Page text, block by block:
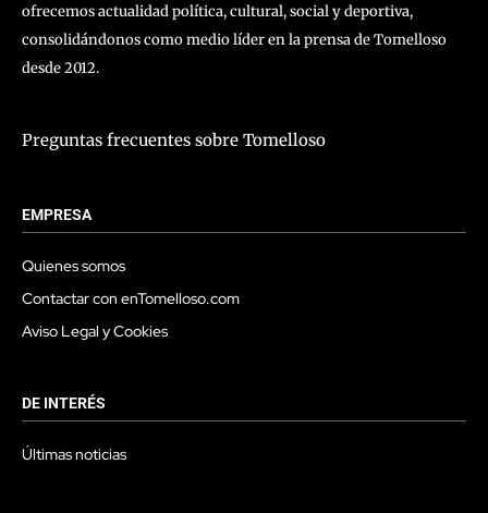
ofrecemos actualidad política, cultural, social y deportiva,
consolidándonos como medio líder en la prensa de Tomelloso
desde 2012.
Preguntas frecuentes sobre Tomelloso
EMPRESA
Quienes somos
Contactar con enTomelloso.com
Aviso Legal y Cookies
DE INTERÉS
Últimas noticias